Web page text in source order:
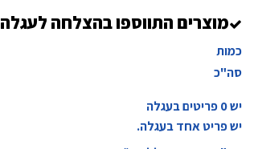
מוצרים התווספו בהצלחה לעגלה
כמות
סה"כ
יש0פריטים בעגלה
יש פריט אחד בעגלה.